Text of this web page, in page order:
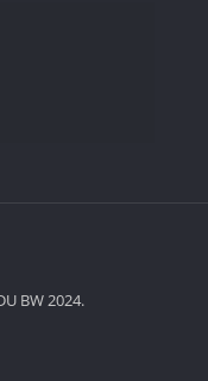
BW 2024.